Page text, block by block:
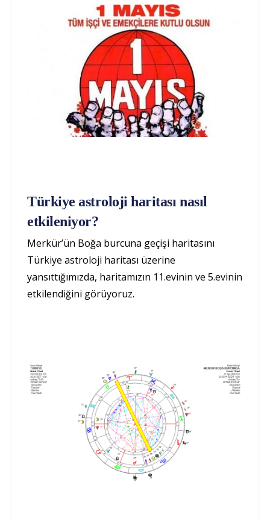
Türkiye astroloji haritası nasıl
etkileniyor?
Merkür’ün Boğa burcuna geçişi haritasını
Türkiye astroloji haritası üzerine
yansıttığımızda, haritamızın 11.evinin ve 5.evinin
etkilendiğini görüyoruz.